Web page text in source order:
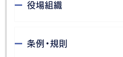
役場組織
条例・規則